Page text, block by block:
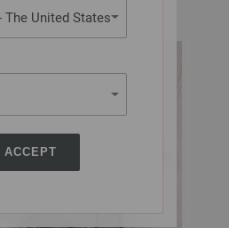
The United States
ACCEPT